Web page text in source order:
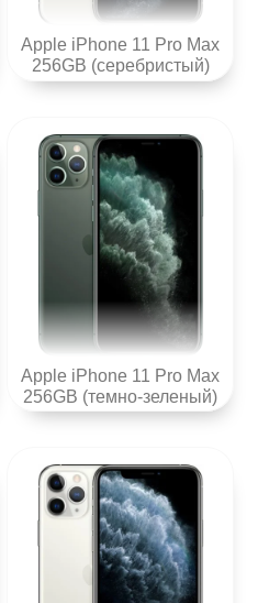
Apple iPhone 11 Pro Max
256GB (серебристый)
Apple iPhone 11 Pro Max
256GB (темно-зеленый)